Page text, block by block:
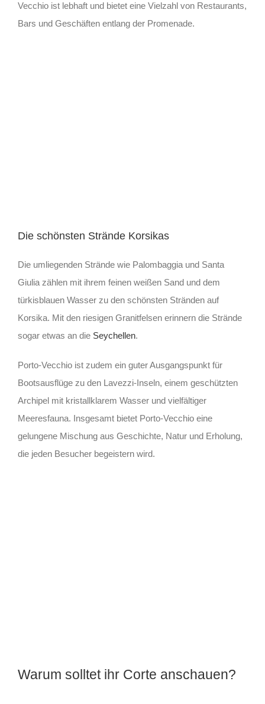
Vecchio ist lebhaft und bietet eine Vielzahl von Restaurants,
Bars und Geschäften entlang der Promenade.
Die schönsten Strände Korsikas
Die umliegenden Strände wie Palombaggia und Santa
Giulia zählen mit ihrem feinen weißen Sand und dem
türkisblauen Wasser zu den schönsten Stränden auf
Korsika. Mit den riesigen Granitfelsen erinnern die Strände
sogar etwas an die Seychellen.
Porto-Vecchio ist zudem ein guter Ausgangspunkt für
Bootsausflüge zu den Lavezzi-Inseln, einem geschützten
Archipel mit kristallklarem Wasser und vielfältiger
Meeresfauna. Insgesamt bietet Porto-Vecchio eine
gelungene Mischung aus Geschichte, Natur und Erholung,
die jeden Besucher begeistern wird.
Warum solltet ihr Corte anschauen?